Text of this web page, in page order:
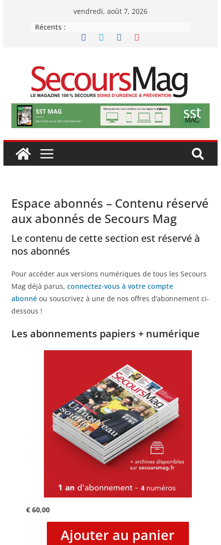
vendredi, août 7, 2026
Récents :
Espace abonnés – Contenu réservé
aux abonnés de Secours Mag
Le contenu de cette section est réservé à
nos abonnés
Pour accéder aux versions numériques de tous les Secours
Mag déjà parus, connectez-vous à votre compte
abonnéou souscrivez à une de nos offres d’abonnement ci-
dessous !
Les abonnements papiers + numérique
€60,00
Ajouter au panier